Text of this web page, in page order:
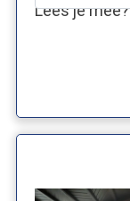
Lees je mee?